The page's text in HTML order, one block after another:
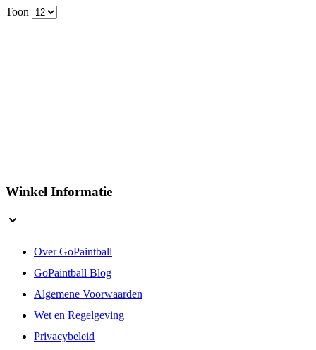
Toon
Winkel Informatie
Over GoPaintball
GoPaintball Blog
Algemene Voorwaarden
Wet en Regelgeving
Privacybeleid